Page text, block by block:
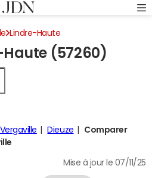
Lindre-Haute
Haute (57260)
Vergaville Dieuze
Comparer
Mise à jour le 07/11/25